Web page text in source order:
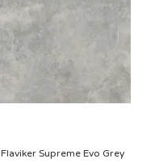
Flaviker Supreme Evo Grey